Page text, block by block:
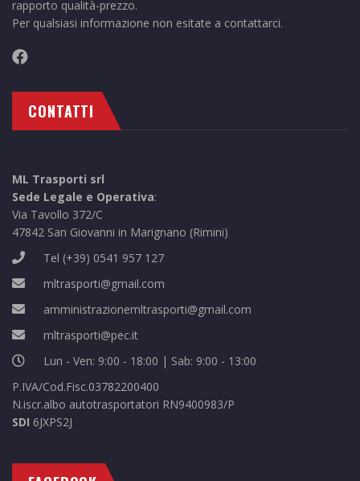
rapporto qualità-prezzo.
Per qualsiasi informazione non esitate a contattarci.
CONTATTI
ML Trasporti srl
Sede Legale e Operativa:
Via Tavollo 372/C
47842 San Giovanni in Marignano (Rimini)
Tel (+39) 0541 957 127
mltrasporti@gmail.com
amministrazionemltrasporti@gmail.com
mltrasporti@pec.it
Lun - Ven: 9:00 - 18:00 | Sab: 9:00 - 13:00
P.IVA/Cod.Fisc.03782200400
N.iscr.albo autotrasportatori RN9400983/P
SDI 6JXPS2J